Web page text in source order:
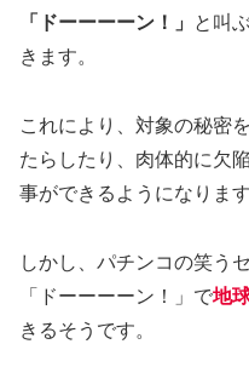
「ドーーーーン！」
と叫
きます。
これにより、対象の秘密
たらしたり、肉体的に欠
事ができるようになりま
しかし、パチンコの笑う
「ドーーーーン！」で地
きるそうです。